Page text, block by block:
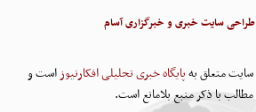
طراحی سایت خبری و خبرگزاری آسام
متعلق بهپایگاه خبری تحلیلی افکارنیوزاست و
مطالب با ذکر منبع بلامانع است.